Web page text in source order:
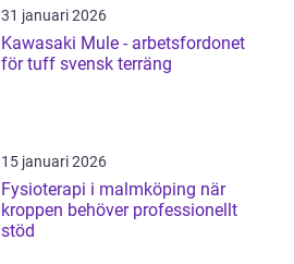
31 januari 2026
Kawasaki Mule - arbetsfordonet
för tuff svensk terräng
15 januari 2026
Fysioterapi i malmköping när
kroppen behöver professionellt
stöd